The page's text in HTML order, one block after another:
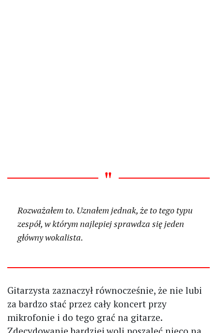
Rozważałem to. Uznałem jednak, że to tego typu
zespół, w którym najlepiej sprawdza się jeden
główny wokalista.
Gitarzysta zaznaczył równocześnie, że nie lubi
za bardzo stać przez cały koncert przy
mikrofonie i do tego grać na gitarze.